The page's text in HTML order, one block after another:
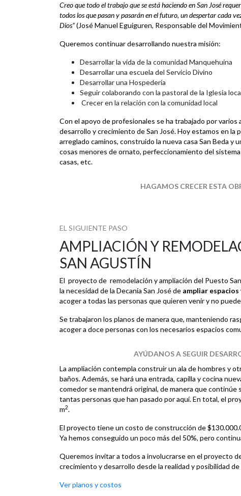
Creo que todo el trabajo que se está haciendo en San José
todos los que pasan y pasarán en el futuro, un despertar cada
Dios”(José Manuel Eguiguren, Responsable del
Queremos continuar desarrollando nuestra misión:
Desarrollar la vida de la comunidad Manquehuina
Desarrollar una escuela del Servicio Divino
Desarrollar una Hospedería
Seguir colaborando con la pastoral de la Iglesia
Crecer en la relación con la comunidad local
Con el apoyo de profesionales se ha trabajado por
desarrollo y crecimiento de San José. Hoy estamos en la
arreglado caminos, construido la nueva casa San Beda y
cosas menores de ornato, perfeccionamiento del
casas, etc.
HAGAMOS CRECER ESTA
EL SIGUIENTE PASO
AMPLIACIÓN Y
SAN AGUSTÍN
El proyecto de remodelación y ampliación del Puesto
la necesidad de la Decanía San José de ampliar espacios
acoger a todas las personas que quieren venir y no
Se trabajaron los planos de manera que, manteniendo
acoger a doce personas con los necesarios espacios
AYÚDANOS A SEGUIR
La ampliación contempla construir un ala de hombres y
baños. Además, se hará una entrada, capilla y cocina
comedor se mantendrá original, de manera que continúe
tantas personas que han pasado por aquí. En total, el
m2.
El proyecto tiene un costo de construcción de
Ya hemos conseguido un poco más del 50%, pero
Queremos invitar a todos a involucrarse en el proyecto
crecimiento y desarrollo desde la realidad y posibilidad de
Ver planos y costos